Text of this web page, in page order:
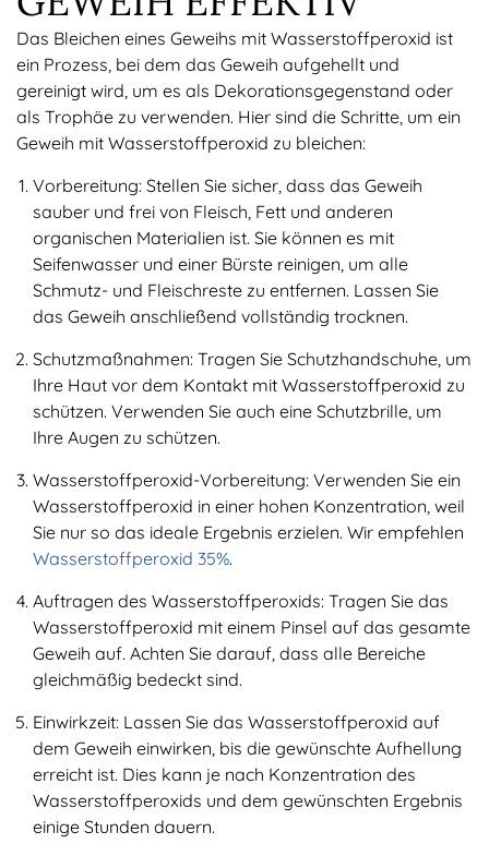
Das Bleichen eines Geweihs mit Wasserstoffperoxid ist
ein Prozess, bei dem das Geweih aufgehellt und
gereinigt wird, um es als Dekorationsgegenstand oder
als Trophäe zu verwenden. Hier sind die Schritte, um ein
Geweih mit Wasserstoffperoxid zu bleichen:
Vorbereitung: Stellen Sie sicher, dass das Geweih
sauber und frei von Fleisch, Fett und anderen
organischen Materialien ist. Sie können es mit
Seifenwasser und einer Bürste reinigen, um alle
Schmutz- und Fleischreste zu entfernen. Lassen Sie
das Geweih anschließend vollständig trocknen.
Schutzmaßnahmen: Tragen Sie Schutzhandschuhe, um
Ihre Haut vor dem Kontakt mit Wasserstoffperoxid zu
schützen. Verwenden Sie auch eine Schutzbrille, um
Ihre Augen zu schützen.
Wasserstoffperoxid-Vorbereitung: Verwenden Sie ein
Wasserstoffperoxid in einer hohen Konzentration, weil
Sie nur so das ideale Ergebnis erzielen. Wir empfehlen
Wasserstoffperoxid 35%.
Auftragen des Wasserstoffperoxids: Tragen Sie das
Wasserstoffperoxid mit einem Pinsel auf das gesamte
Geweih auf. Achten Sie darauf, dass alle Bereiche
gleichmäßig bedeckt sind.
Einwirkzeit: Lassen Sie das Wasserstoffperoxid auf
dem Geweih einwirken, bis die gewünschte Aufhellung
erreicht ist. Dies kann je nach Konzentration des
Wasserstoffperoxids und dem gewünschten Ergebnis
einige Stunden dauern.